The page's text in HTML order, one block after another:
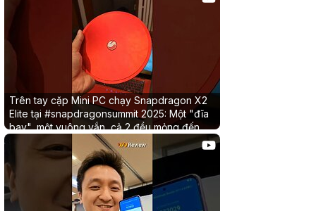
Trên tay cặp Mini PC chạy Snapdragon X2
Elite tại #snapdragonsummit 2025: Một "đĩa
bay", một vuông vắn, cả 2 đều mỏng đến
Đào Thành Đạt ✔
25/09/2025